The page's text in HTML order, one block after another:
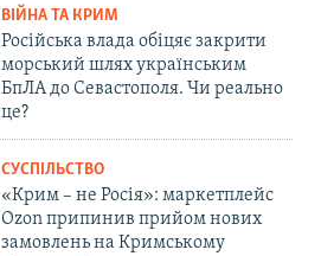
ВІЙНА ТА КРИМ
Російська влада обіцяє закрити
морський шлях українським
БпЛА до Севастополя. Чи реально
це?
СУСПІЛЬСТВО
«Крим – не Росія»: маркетплейс
Ozon припинив прийом нових
замовлень на Кримському